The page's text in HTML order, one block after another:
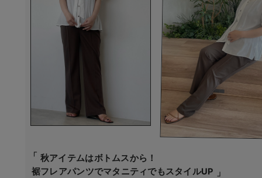
秋アイテムはボトムスから！
裾フレアパンツでマタニティでもスタイルUP